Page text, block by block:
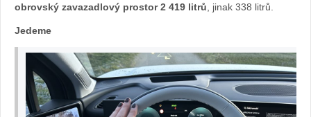
obrovský zavazadlový prostor 2 419 litrů , jinak 338 litrů.
Jedeme